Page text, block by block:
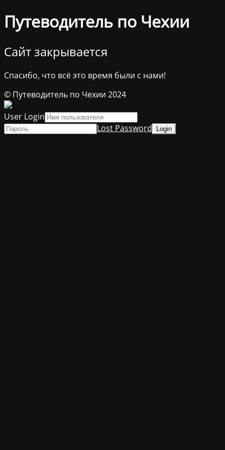
Путеводитель по Чехии
Сайт закрывается
Спасибо, что всё это время были с нами!
© Путеводитель по Чехии 2024
User Login
Lost Password